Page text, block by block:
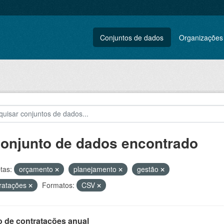
Conjuntos de dados Organizações
de dados encontrado
orçamento planejamento
gestão
Formatos: CSV
de contratações anual